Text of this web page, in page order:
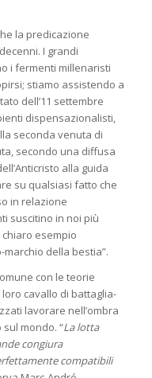
la predicazione
I grandi
i fermenti millenaristi
stiamo assistendo a
dell’11 settembre
dispensazionalisti,
seconda venuta di
secondo una diffusa
alla guida
su qualsiasi fatto che
in relazione
suscitino in noi più
esempio
marchio della bestia”.
con le teorie
cavallo di battaglia-
lavorare nell’ombra
mondo. “La lotta
congiura
compatibili